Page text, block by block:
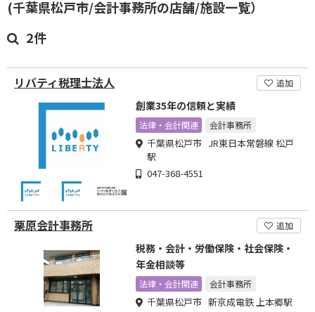
(千葉県松戸市/会計事務所の店舗/施設一覧）
2件
リバティ税理士法人 追加
創業35年の信頼と実績
法律・会計関連 会計事務所
千葉県松戸市 JR東日本常磐線 松戸
駅
047-368-4551
栗原会計事務所 追加
税務・会計・労働保険・社会保険・
年金相談等
法律・会計関連 会計事務所
千葉県松戸市 新京成電鉄 上本郷駅